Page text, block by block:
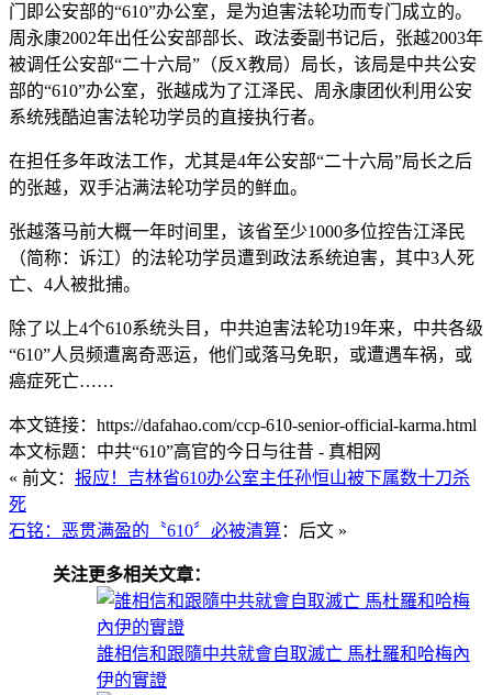
门即公安部的“610”办公室，是为迫害法轮功而专门成立的。
周永康2002年出任公安部部长、政法委副书记后，张越2003年
被调任公安部“二十六局”（反X教局）局长，该局是中共公安
部的“610”办公室，张越成为了江泽民、周永康团伙利用公安
系统残酷迫害法轮功学员的直接执行者。
在担任多年政法工作，尤其是4年公安部“二十六局”局长之后
的张越，双手沾满法轮功学员的鲜血。
张越落马前大概一年时间里，该省至少1000多位控告江泽民
（简称：诉江）的法轮功学员遭到政法系统迫害，其中3人死
亡、4人被批捕。
除了以上4个610系统头目，中共迫害法轮功19年来，中共各级
“610”人员频遭离奇恶运，他们或落马免职，或遭遇车祸，或
癌症死亡……
本文链接：https://dafahao.com/ccp-610-senior-official-karma.html
本文标题：中共“610”高官的今日与往昔 - 真相网
« 前文： 报应！吉林省610办公室主任孙恒山被下属数十刀杀
死
石铭：恶贯满盈的〝610〞必被清算：后文 »
关注更多相关文章：
誰相信和跟隨中共就會自取滅亡 馬杜羅和哈梅內
伊的實證